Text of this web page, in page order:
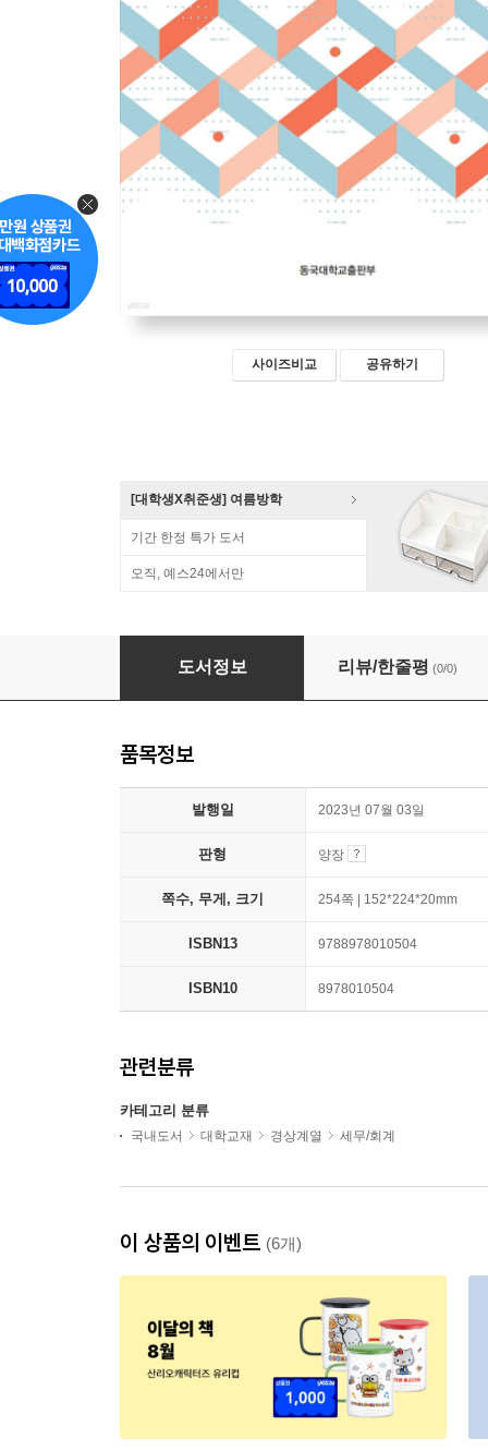
사이즈비교 공유하기
[대학생X취준생] 여름방학
기간 한정 특가 도서
오직, 예스24에서만
배당에 대한 연구
도서정보 리뷰/한줄평 (0/0)
품목정보
발행일 2023년 07월 03일
판형 양장
쪽수, 무게, 크기 254쪽 | 152*224*20mm
ISBN13 9788978010504
ISBN10 8978010504
관련분류
카테고리 분류
국내도서 대학교재 경상계열 세무/회계
이 상품의 이벤트 (6개)